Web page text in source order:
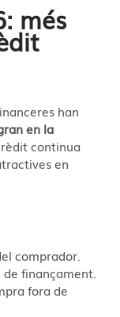
més
han
en la
continua
en
comprador.
finançament.
fora de